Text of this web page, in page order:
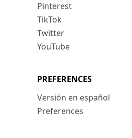
Pinterest
TikTok
Twitter
YouTube
PREFERENCES
Versión en español
Preferences